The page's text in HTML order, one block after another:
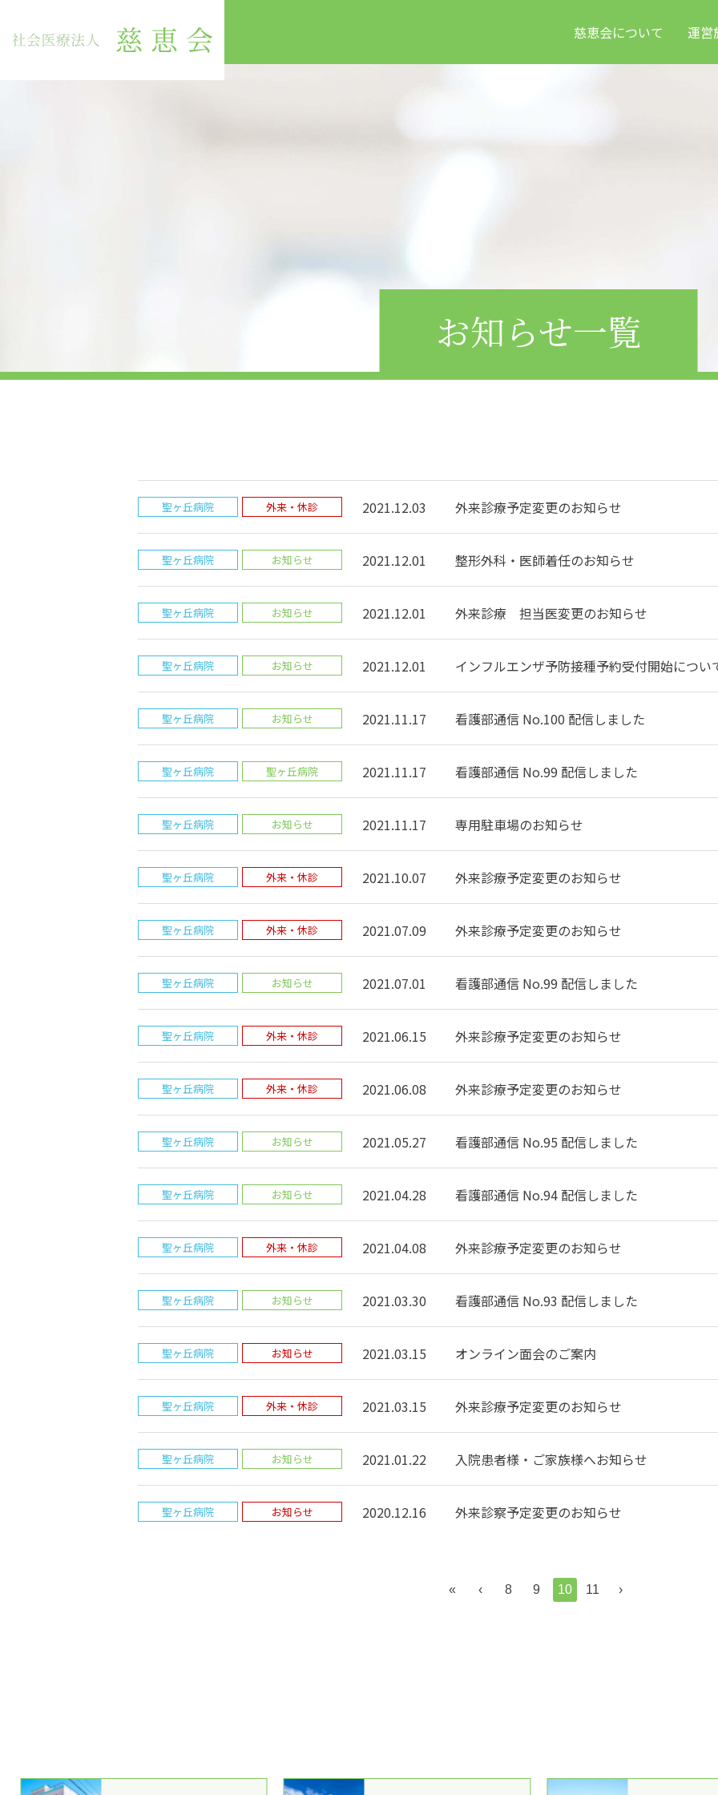
慈恵会について 運営
お知らせ一覧
聖ヶ丘病院 外来・休診 2021.12.03 外来診療予定変更のお知らせ
聖ヶ丘病院 お知らせ 2021.12.01 整形外科・医師着任のお知らせ
聖ヶ丘病院 お知らせ 2021.12.01 外来診療 担当医変更のお知らせ
聖ヶ丘病院 お知らせ 2021.12.01 インフルエンザ予防接種予約受付開始につい
聖ヶ丘病院 お知らせ 2021.11.17 看護部通信 No.100 配信しました
聖ヶ丘病院 聖ヶ丘病院 2021.11.17 看護部通信 No.99 配信しました
聖ヶ丘病院 お知らせ 2021.11.17 専用駐車場のお知らせ
聖ヶ丘病院 外来・休診 2021.10.07 外来診療予定変更のお知らせ
聖ヶ丘病院 外来・休診 2021.07.09 外来診療予定変更のお知らせ
聖ヶ丘病院 お知らせ 2021.07.01 看護部通信 No.99 配信しました
聖ヶ丘病院 外来・休診 2021.06.15 外来診療予定変更のお知らせ
聖ヶ丘病院 外来・休診 2021.06.08 外来診療予定変更のお知らせ
聖ヶ丘病院 お知らせ 2021.05.27 看護部通信 No.95 配信しました
聖ヶ丘病院 お知らせ 2021.04.28 看護部通信 No.94 配信しました
聖ヶ丘病院 外来・休診 2021.04.08 外来診療予定変更のお知らせ
聖ヶ丘病院 お知らせ 2021.03.30 看護部通信 No.93 配信しました
聖ヶ丘病院 お知らせ 2021.03.15 オンライン面会のご案内
聖ヶ丘病院 外来・休診 2021.03.15 外来診療予定変更のお知らせ
聖ヶ丘病院 お知らせ 2021.01.22 入院患者様・ご家族様へお知らせ
聖ヶ丘病院 お知らせ 2020.12.16 外来診察予定変更のお知らせ
« ‹ 8 9 10 11 ›